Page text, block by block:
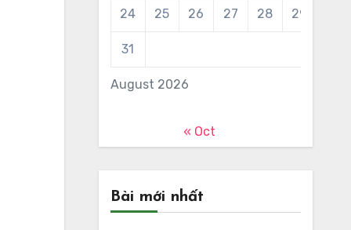
August 2026
24 25 26 27 28 29
31
« Oct
Bài mới nhất